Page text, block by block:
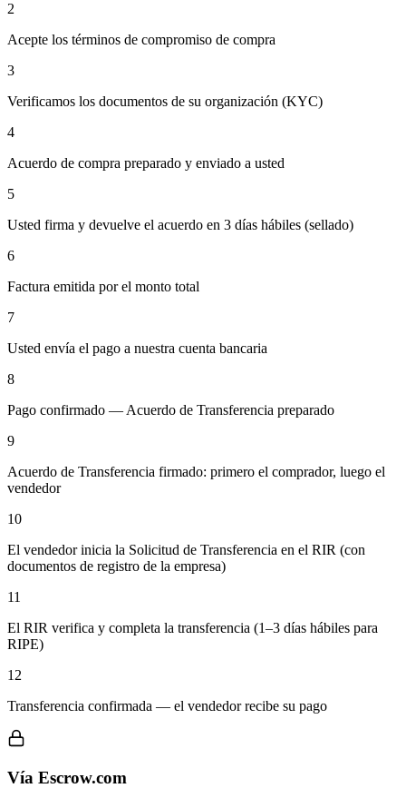
2
Acepte los términos de compromiso de compra
3
Verificamos los documentos de su organización (KYC)
4
Acuerdo de compra preparado y enviado a usted
5
Usted firma y devuelve el acuerdo en 3 días hábiles (sellado)
6
Factura emitida por el monto total
7
Usted envía el pago a nuestra cuenta bancaria
8
Pago confirmado — Acuerdo de Transferencia preparado
9
Acuerdo de Transferencia firmado: primero el comprador, luego el
vendedor
10
El vendedor inicia la Solicitud de Transferencia en el RIR (con
documentos de registro de la empresa)
11
El RIR verifica y completa la transferencia (1–3 días hábiles para
RIPE)
12
Transferencia confirmada — el vendedor recibe su pago
Vía Escrow.com